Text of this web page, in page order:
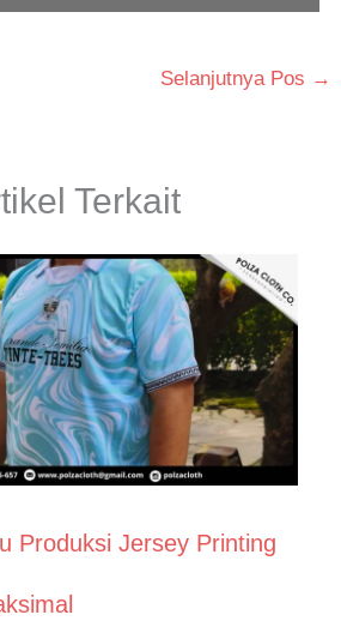
Selanjutnya Pos →
Terkait
Produksi Jersey Printing